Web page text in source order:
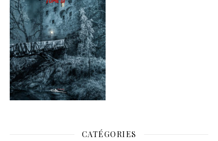
CATÉGORIES